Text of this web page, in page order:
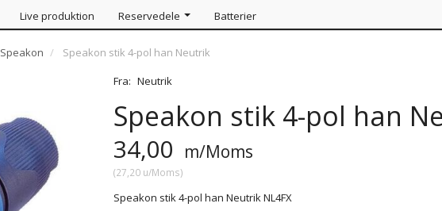
Live produktion Reservedele Batterier
Speakon
Speakon stik 4-pol han Neutrik
Fra: Neutrik
Speakon stik 4-pol han
34,00 m/Moms
(27,20 u/Moms)
Speakon stik 4-pol han Neutrik NL4FX